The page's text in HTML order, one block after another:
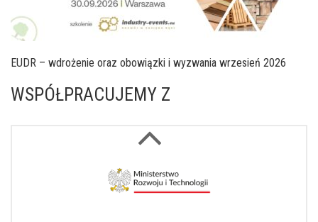
EUDR – wdrożenie oraz obowiązki i wyzwania wrzesień 2026
WSPÓŁPRACUJEMY Z